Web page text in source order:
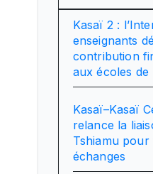
Kasaï 2 :
enseignants
contribution
aux écoles de
Kasaï–Kasaï
relance la
Tshiamu pour
échanges